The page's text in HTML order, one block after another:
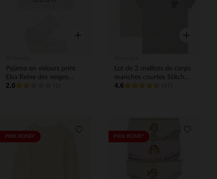
Aperçu rapide
Pyjama en velours print
Elsa Reine des neiges
Disney pour enfant fille
2.0
Aperçu
Lot de 2 maillots de corps
manches courtes Stitch
Disney fille
4.6
PRIX ROND* Liste de souhaits
PRIX ROND*